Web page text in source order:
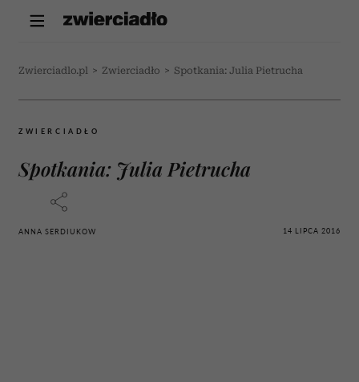
Zwierciadlo.pl > Zwierciadło > Spotkania: Julia Pietrucha
ZWIERCIADŁO
Spotkania: Julia Pietrucha
ANNA SERDIUKOW 14 LIPCA 2016